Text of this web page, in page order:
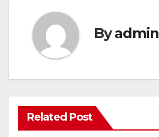
Byadmin
Related Post